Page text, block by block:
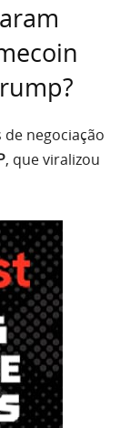
negociação
, que viralizou